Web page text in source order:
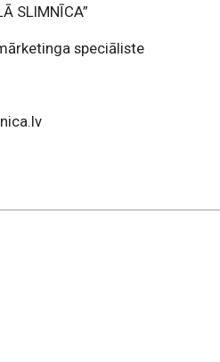
SLIMNĪCA”
speciāliste